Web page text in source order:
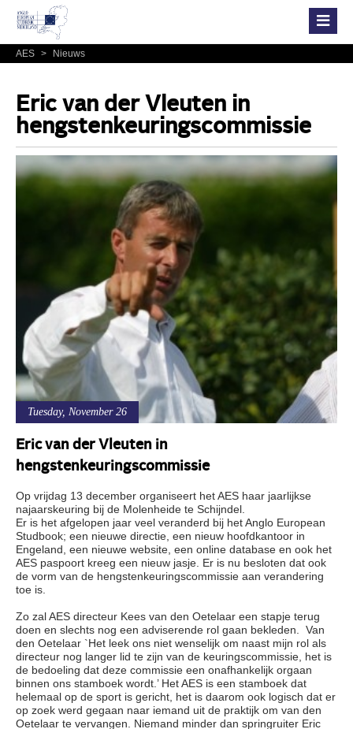
AES > Nieuws
Eric van der Vleuten in
hengstenkeuringscommissie
Tuesday, November 26
Eric van der Vleuten in
hengstenkeuringscommissie
Op vrijdag 13 december organiseert het AES haar jaarlijkse
najaarskeuring bij de Molenheide te Schijndel.
Er is het afgelopen jaar veel veranderd bij het Anglo European
Studbook; een nieuwe directie, een nieuw hoofdkantoor in
Engeland, een nieuwe website, een online database en ook het
AES paspoort kreeg een nieuw jasje. Er is nu besloten dat ook
de vorm van de hengstenkeuringscommissie aan verandering
toe is.
Zo zal AES directeur Kees van den Oetelaar een stapje terug
doen en slechts nog een adviserende rol gaan bekleden. Van
den Oetelaar `Het leek ons niet wenselijk om naast mijn rol als
directeur nog langer lid te zijn van de keuringscommissie, het is
de bedoeling dat deze commissie een onafhankelijk orgaan
binnen ons stamboek wordt.’ Het AES is een stamboek dat
helemaal op de sport is gericht, het is daarom ook logisch dat er
op zoek werd gegaan naar iemand uit de praktijk om van den
Oetelaar te vervangen. Niemand minder dan springruiter Eric